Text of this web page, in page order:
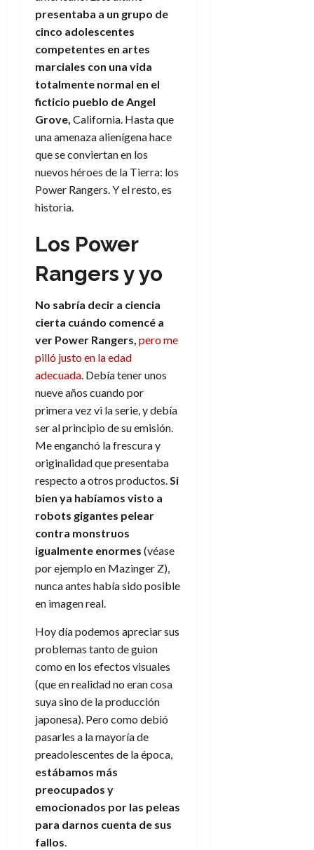
presentaba a un grupo de
cinco adolescentes
competentes en artes
marciales con una vida
totalmente normal en el
ficticio pueblo de Angel
Grove, California. Hasta que
una amenaza alienígena hace
que se conviertan en los
nuevos héroes de la Tierra: los
Power Rangers. Y el resto, es
historia.
Los Power
Rangers y yo
No sabría decir a ciencia
cierta cuándo comencé a
ver Power Rangers, pero me
pilló justo en la edad
adecuada. Debía tener unos
nueve años cuando por
primera vez vi la serie, y debía
ser al principio de su emisión.
Me enganchó la frescura y
originalidad que presentaba
respecto a otros productos.Si
bien ya habíamos visto a
robots gigantes pelear
contra monstruos
igualmente enormes (véase
por ejemplo en Mazinger Z),
nunca antes había sido posible
en imagen real.
Hoy día podemos apreciar sus
problemas tanto de guion
como en los efectos visuales
(que en realidad no eran cosa
suya sino de la producción
japonesa). Pero como debió
pasarles a la mayoría de
preadolescentes de la época,
estábamos más
preocupados y
emocionados por las peleas
para darnos cuenta de sus
fallos.